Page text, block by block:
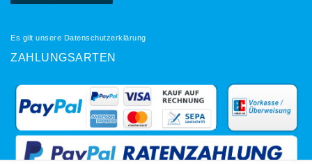
Es gilt unsere Datenschutzerklärung
ZAHLUNGSARTEN